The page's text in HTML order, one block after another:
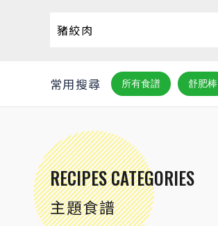
常用搜尋 所有食譜 舒肥棒
RECIPES CATEGORIES
主題食譜